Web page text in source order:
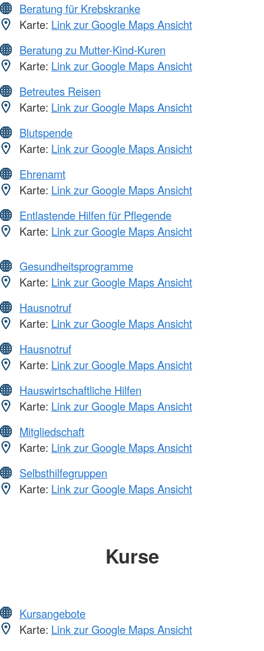
Beratung für Krebskranke
Karte: Link zur Google Maps Ansicht
Beratung zu Mutter-Kind-Kuren
Karte: Link zur Google Maps Ansicht
Betreutes Reisen
Karte: Link zur Google Maps Ansicht
Blutspende
Karte: Link zur Google Maps Ansicht
Ehrenamt
Karte: Link zur Google Maps Ansicht
Entlastende Hilfen für Pflegende
Karte: Link zur Google Maps Ansicht
Gesundheitsprogramme
Karte: Link zur Google Maps Ansicht
Hausnotruf
Karte: Link zur Google Maps Ansicht
Hausnotruf
Karte: Link zur Google Maps Ansicht
Hauswirtschaftliche Hilfen
Karte: Link zur Google Maps Ansicht
Mitgliedschaft
Karte: Link zur Google Maps Ansicht
Selbsthilfegruppen
Karte: Link zur Google Maps Ansicht
Kurse
Kursangebote
Karte: Link zur Google Maps Ansicht